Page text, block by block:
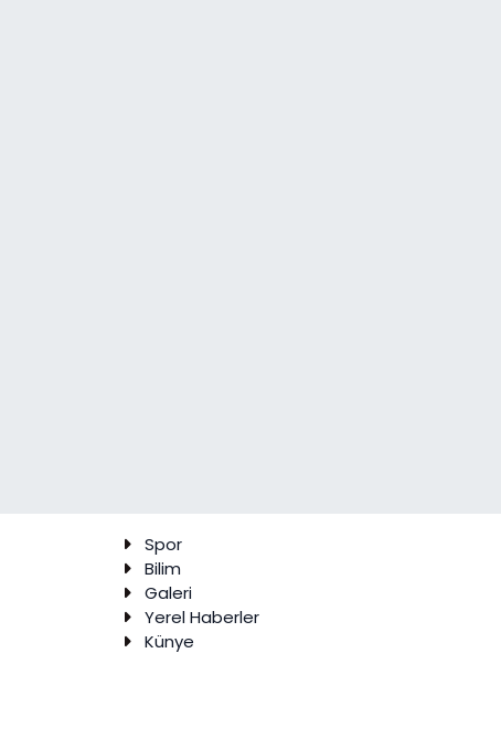
Spor
Bilim
Galeri
Yerel Haberler
Künye